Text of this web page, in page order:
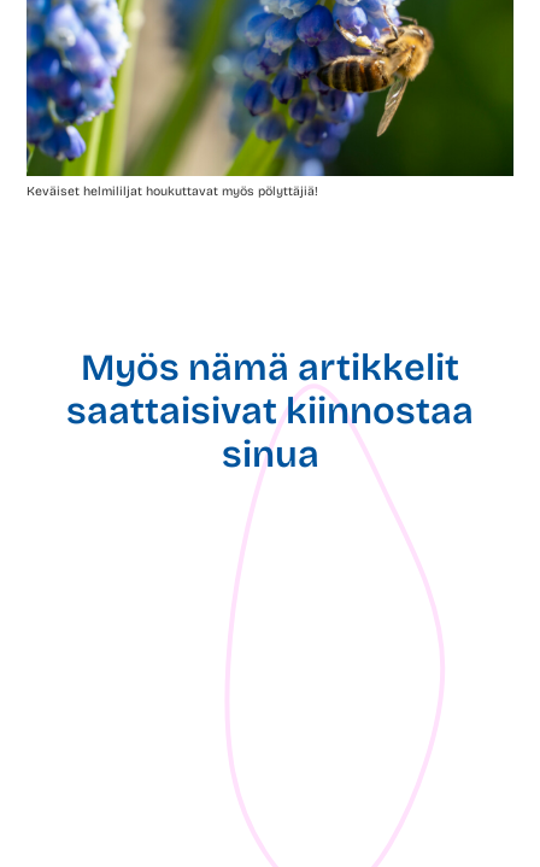
Keväiset helmililjat houkuttavat myös pölyttäjiä!
Myös nämä artikkelit
saattaisivat kiinnostaa
sinua
3 ideaa loppukesän puutarhaan